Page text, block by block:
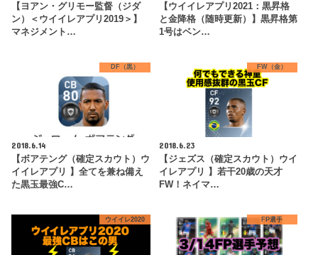
【ヨアン・グリモー監督（ジダ
ン）＜ウイイレアプリ2019＞】
マネジメント…
【ウイイレアプリ2021：黒昇格
と金降格（随時更新）】黒昇格第
1号はベン…
DF（黒）
2018.6.14
【ボアテング（確定スカウト）ウ
イイレアプリ 】全てを兼ね備え
た黒玉最強C…
FW（金）
2018.6.23
【ジェズス（確定スカウト）ウイ
イレアプリ 】若干20歳の天才
FW！ネイマ…
ウイイレ2020 FP選手